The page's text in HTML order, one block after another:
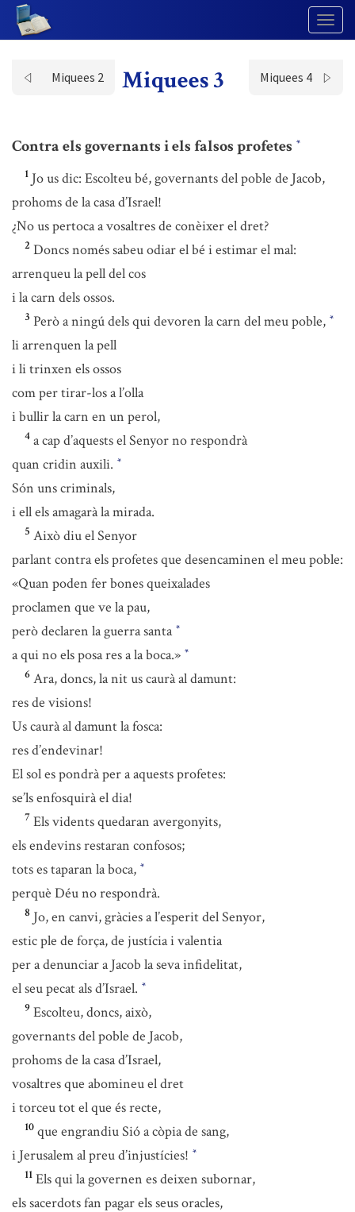
Miquees 2 Miquees 3 Miquees 4
Contra els governants i els falsos profetes *
1 Jo us dic: Escolteu bé, governants del poble de Jacob,
prohoms de la casa d’Israel!
¿No us pertoca a vosaltres de conèixer el dret?
2 Doncs només sabeu odiar el bé i estimar el mal:
arrenqueu la pell del cos
i la carn dels ossos.
3 Però a ningú dels qui devoren la carn del meu poble, *
li arrenquen la pell
i li trinxen els ossos
com per tirar-los a l’olla
i bullir la carn en un perol,
4 a cap d’aquests el Senyor no respondrà
quan cridin auxili. *
Són uns criminals,
i ell els amagarà la mirada.
5 Això diu el Senyor
parlant contra els profetes que desencaminen el meu poble:
«Quan poden fer bones queixalades
proclamen que ve la pau,
però declaren la guerra santa *
a qui no els posa res a la boca.» *
6 Ara, doncs, la nit us caurà al damunt:
res de visions!
Us caurà al damunt la fosca:
res d’endevinar!
El sol es pondrà per a aquests profetes:
se’ls enfosquirà el dia!
7 Els vidents quedaran avergonyits,
els endevins restaran confosos;
tots es taparan la boca, *
perquè Déu no respondrà.
8 Jo, en canvi, gràcies a l’esperit del Senyor,
estic ple de força, de justícia i valentia
per a denunciar a Jacob la seva infidelitat,
el seu pecat als d’Israel. *
9 Escolteu, doncs, això,
governants del poble de Jacob,
prohoms de la casa d’Israel,
vosaltres que abomineu el dret
i torceu tot el que és recte,
10 que engrandiu Sió a còpia de sang,
i Jerusalem al preu d’injustícies! *
11 Els qui la governen es deixen subornar,
els sacerdots fan pagar els seus oracles,